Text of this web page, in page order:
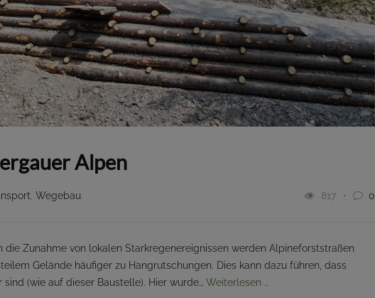
Alpen
Wegebau 817 0
die Zunahme von lokalen Starkregenereignissen werden Alpineforststraßen
Gelände häufiger zu Hangrutschungen. Dies kann dazu führen, dass
(wie auf dieser Baustelle). Hier wurde… Weiterlesen …